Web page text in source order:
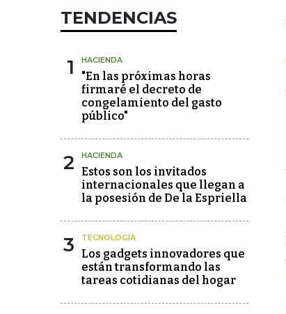
TENDENCIAS
1 HACIENDA
"En las próximas horas
firmaré el decreto de
congelamiento del gasto
público"
2 HACIENDA
Estos son los invitados
internacionales que llegan a
la posesión de De la Espriella
3 TECNOLOGÍA
Los gadgets innovadores que
están transformando las
tareas cotidianas del hogar